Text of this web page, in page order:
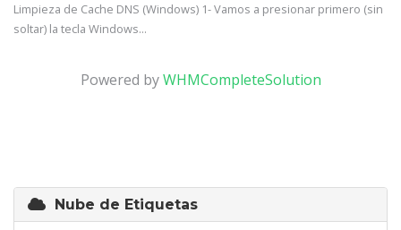
Limpieza de Cache DNS (Windows) 1- Vamos a presionar primero (sin
soltar) la tecla Windows...
Powered byWHMCompleteSolution
Nube de Etiquetas